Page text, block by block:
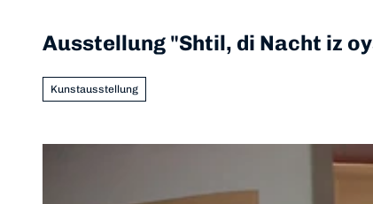
Ausstellung "Shtil, di Nacht iz
Kunstausstellung